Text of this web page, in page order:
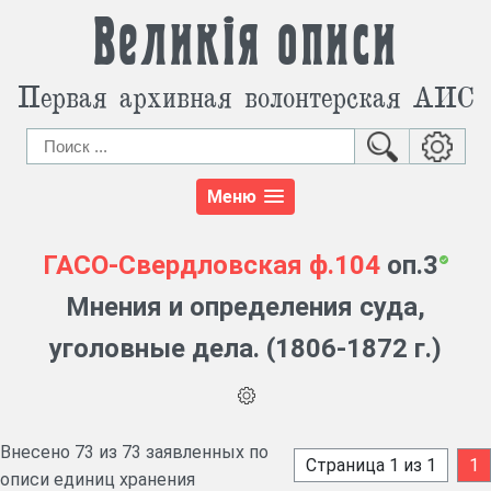
Великія описи
Первая архивная волонтерская АИС
Меню
ГАСО-Свердловская ф.104 оп.3
Мнения и определения суда,
уголовные дела. (1806-1872 г.)
Внесено 73 из 73 заявленных по
описи единиц хранения
Страница 1 из 1 1